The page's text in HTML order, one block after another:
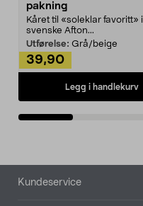
pakning
Kåret til «soleklar favoritt» i
svenske Afton...
Utførelse: Grå/beige
39,90
Legg i handlekurv
Bunntekst
Kundeservice